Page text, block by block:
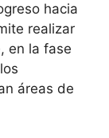
hacia
realizar
en la fase
áreas de